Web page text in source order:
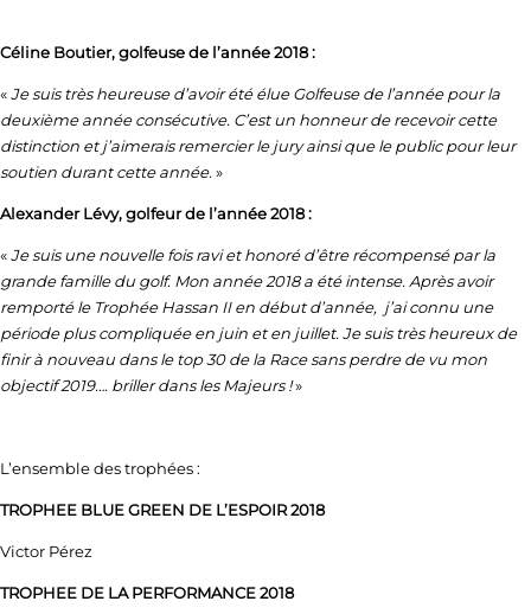
Céline Boutier, golfeuse de l’année 2018 :
«Je suis très heureuse d’avoir été élue Golfeuse de l’année pour la
deuxième année consécutive. C’est un honneur de recevoir cette
distinction et j’aimerais remercier le jury ainsi que le public pour leur
soutien durant cette année. »
Alexander Lévy, golfeur de l’année 2018 :
«Je suis une nouvelle fois ravi et honoré d’être récompensé par la
grande famille du golf. Mon année 2018 a été intense. Après avoir
remporté le Trophée Hassan II en début d’année, j’ai connu une
période plus compliquée en juin et en juillet. Je suis très heureux de
finir à nouveau dans le top 30 de la Race sans perdre de vu mon
objectif 2019…. briller dans les Majeurs !»
L’ensemble des trophées :
TROPHEE BLUE GREEN DE L’ESPOIR 2018
Victor Pérez
TROPHEE DE LA PERFORMANCE 2018